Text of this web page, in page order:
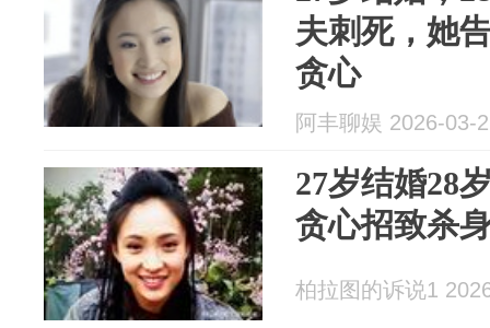
夫刺死，她
贪心
阿丰聊娱 2026-03-
27岁结婚28
贪心招致杀
柏拉图的诉说1